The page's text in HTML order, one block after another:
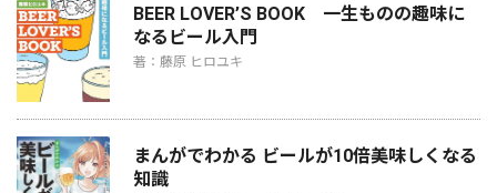
BEER LOVER’S BOOK 一生ものの趣味に
なるビール入門
著：藤原 ヒロユキ
まんがでわかる ビールが10倍美味しくなる
知識